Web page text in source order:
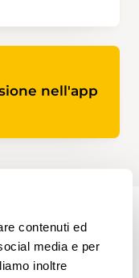
contenuti ed
media e per
inoltre
nell'app